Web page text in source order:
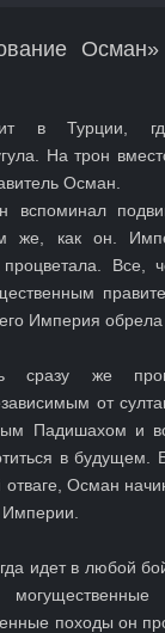
в Турции,
На трон
Осман.
вспоминал
же, как он.
процветала. Все,
Империя
сразу же
от
Падишахом и
в будущем.
отваге, Осман
идет в любой
походы он